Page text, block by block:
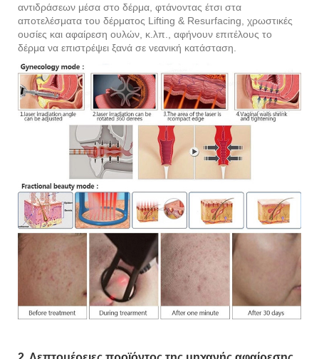
αντιδράσεων μέσα στο δέρμα, φτάνοντας έτσι στα
αποτελέσματα του δέρματος Lifting & Resurfacing, χρωστικές
ουσίες και αφαίρεση ουλών, κ.λπ., αφήνουν επιτέλους το
δέρμα να επιστρέψει ξανά σε νεανική κατάσταση.